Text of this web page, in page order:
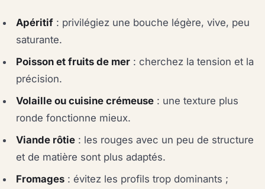
Apéritif : privilégiez une bouche légère, vive, peu
saturante.
Poisson et fruits de mer : cherchez la tension et la
précision.
Volaille ou cuisine crémeuse : une texture plus
ronde fonctionne mieux.
Viande rôtie : les rouges avec un peu de structure
et de matière sont plus adaptés.
Fromages : évitez les profils trop dominants ;